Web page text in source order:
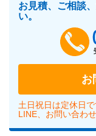
お見積、ご相談
い。
お
土日祝日は定休日で
LINE、お問い合わ